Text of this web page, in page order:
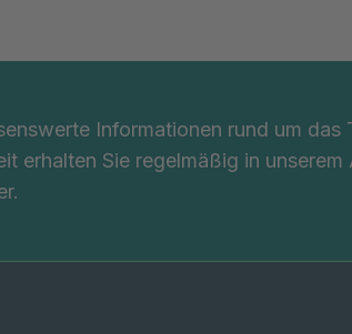
Informationen rund um das
erhalten Sie regelmäßig in unserem